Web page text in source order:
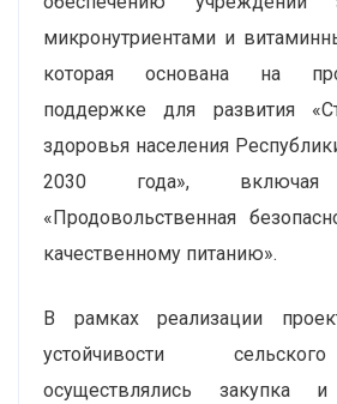
микронутриентами и
которая основана на
поддержке для развития
здоровья населения
2030 года»,
«Продовольственная
качественному питанию».
В рамках реализации
устойчивости
осуществлялись закупка и